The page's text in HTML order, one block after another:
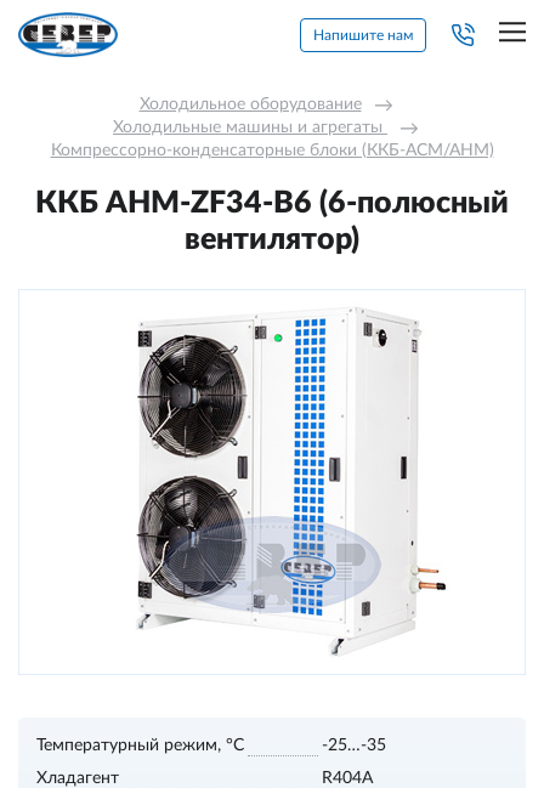
Напишите нам
Холодильное оборудование →
Холодильные машины и агрегаты →
Компрессорно-конденсаторные блоки (ККБ-АСМ/АНМ)
ККБ AНM-ZF34-В6 (6-полюсный
вентилятор)
Температурный режим, °С
-25…-35
Хладагент
R404A